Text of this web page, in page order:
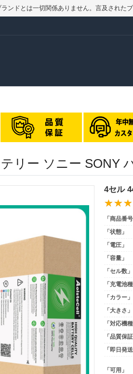
ンドとは一切関係ありません。言及された
リー ソニー SONY
4セル
「商品番号
「状態」
「電圧」
「容量」
「セル数」
「充電池
「カラー」
「大きさ」
「対応機種
「品質保証
「即日発送
「可用」